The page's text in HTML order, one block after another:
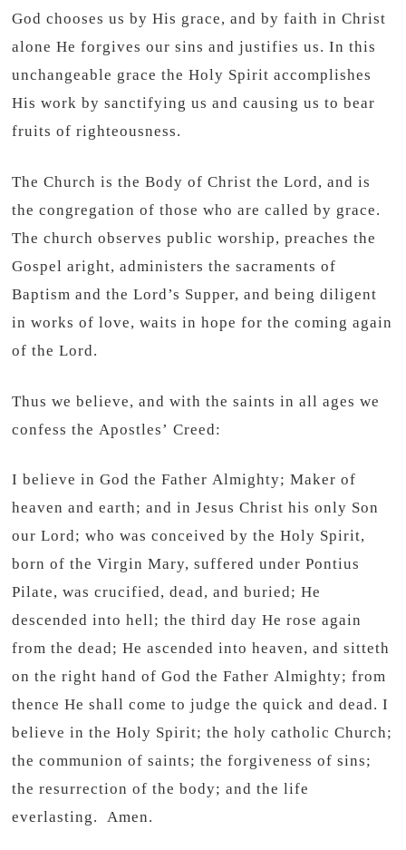
God chooses us by His grace, and by faith in Christ
alone He forgives our sins and justifies us. In this
unchangeable grace the Holy Spirit accomplishes
His work by sanctifying us and causing us to bear
fruits of righteousness.
The Church is the Body of Christ the Lord, and is
the congregation of those who are called by grace.
The church observes public worship, preaches the
Gospel aright, administers the sacraments of
Baptism and the Lord’s Supper, and being diligent
in works of love, waits in hope for the coming again
of the Lord.
Thus we believe, and with the saints in all ages we
confess the Apostles’ Creed:
I believe in God the Father Almighty; Maker of
heaven and earth; and in Jesus Christ his only Son
our Lord; who was conceived by the Holy Spirit,
born of the Virgin Mary, suffered under Pontius
Pilate, was crucified, dead, and buried; He
descended into hell; the third day He rose again
from the dead; He ascended into heaven, and sitteth
on the right hand of God the Father Almighty; from
thence He shall come to judge the quick and dead. I
believe in the Holy Spirit; the holy catholic Church;
the communion of saints; the forgiveness of sins;
the resurrection of the body; and the life
everlasting. Amen.